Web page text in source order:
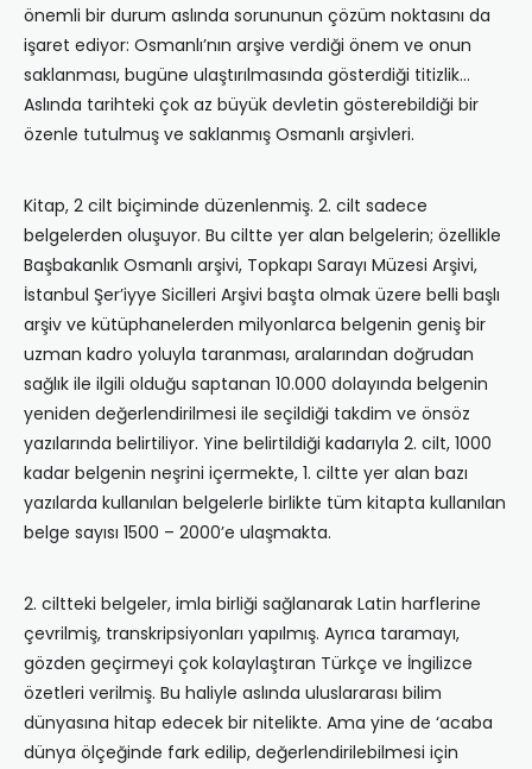
önemli bir durum aslında sorununun çözüm noktasını da
işaret ediyor: Osmanlı’nın arşive verdiği önem ve onun
saklanması, bugüne ulaştırılmasında gösterdiği titizlik…
Aslında tarihteki çok az büyük devletin gösterebildiği bir
özenle tutulmuş ve saklanmış Osmanlı arşivleri.
Kitap, 2 cilt biçiminde düzenlenmiş. 2. cilt sadece
belgelerden oluşuyor. Bu ciltte yer alan belgelerin; özellikle
Başbakanlık Osmanlı arşivi, Topkapı Sarayı Müzesi Arşivi,
İstanbul Şer’iyye Sicilleri Arşivi başta olmak üzere belli başlı
arşiv ve kütüphanelerden milyonlarca belgenin geniş bir
uzman kadro yoluyla taranması, aralarından doğrudan
sağlık ile ilgili olduğu saptanan 10.000 dolayında belgenin
yeniden değerlendirilmesi ile seçildiği takdim ve önsöz
yazılarında belirtiliyor. Yine belirtildiği kadarıyla 2. cilt, 1000
kadar belgenin neşrini içermekte, 1. ciltte yer alan bazı
yazılarda kullanılan belgelerle birlikte tüm kitapta kullanılan
belge sayısı 1500 – 2000’e ulaşmakta.
2. ciltteki belgeler, imla birliği sağlanarak Latin harflerine
çevrilmiş, transkripsiyonları yapılmış. Ayrıca taramayı,
gözden geçirmeyi çok kolaylaştıran Türkçe ve İngilizce
özetleri verilmiş. Bu haliyle aslında uluslararası bilim
dünyasına hitap edecek bir nitelikte. Ama yine de ‘acaba
dünya ölçeğinde fark edilip, değerlendirilebilmesi için